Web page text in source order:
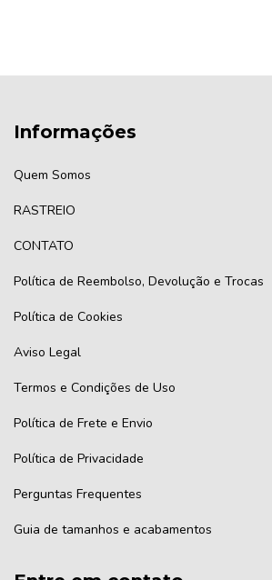
Informações
Quem Somos
RASTREIO
CONTATO
Política de Reembolso, Devolução e Trocas
Política de Cookies
Aviso Legal
Termos e Condições de Uso
Política de Frete e Envio
Política de Privacidade
Perguntas Frequentes
Guia de tamanhos e acabamentos